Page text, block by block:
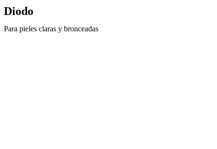
Diodo
Para pieles claras y bronceadas